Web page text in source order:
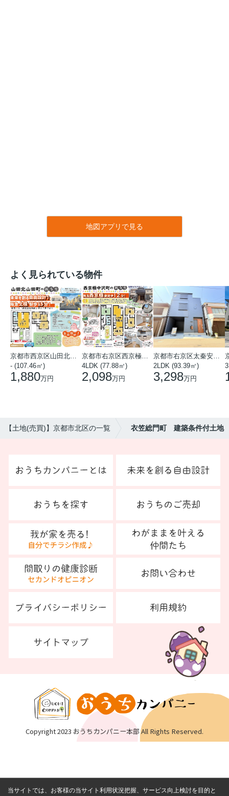
地図アプリで見る
よく見られている物件
- (107.46㎡)
1,880万円
4LDK (77.88㎡)
2,098万円
2LDK (93.39㎡)
3,298万円
【土地(売買)】京都市北区の一覧 衣笠総門町 建築条件付土地
Copyright 2023 おうちカンパニー本部 All Rights Reserved.
当サイトでは、お客様の当サイト利用状況把握、サービス向上検討を目的と